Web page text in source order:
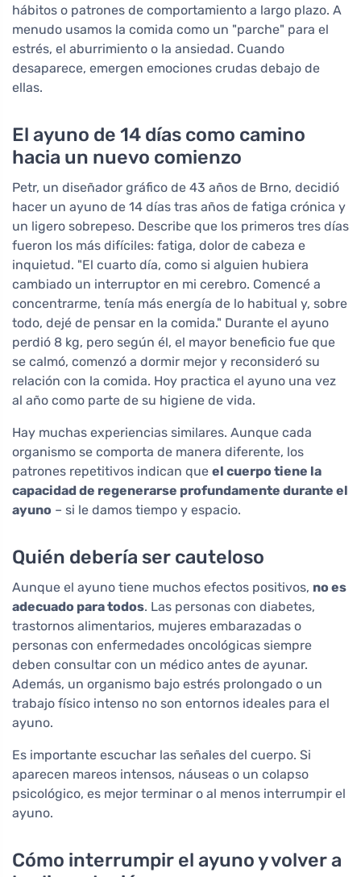
hábitos o patrones de comportamiento a largo plazo. A
menudo usamos la comida como un "parche" para el
estrés, el aburrimiento o la ansiedad. Cuando
desaparece, emergen emociones crudas debajo de
ellas.
El ayuno de 14 días como camino
hacia un nuevo comienzo
Petr, un diseñador gráfico de 43 años de Brno, decidió
hacer un ayuno de 14 días tras años de fatiga crónica y
un ligero sobrepeso. Describe que los primeros tres días
fueron los más difíciles: fatiga, dolor de cabeza e
inquietud. "El cuarto día, como si alguien hubiera
cambiado un interruptor en mi cerebro. Comencé a
concentrarme, tenía más energía de lo habitual y, sobre
todo, dejé de pensar en la comida." Durante el ayuno
perdió 8 kg, pero según él, el mayor beneficio fue que
se calmó, comenzó a dormir mejor y reconsideró su
relación con la comida. Hoy practica el ayuno una vez
al año como parte de su higiene de vida.
Hay muchas experiencias similares. Aunque cada
organismo se comporta de manera diferente, los
patrones repetitivos indican que el cuerpo tiene la
capacidad de regenerarse profundamente durante el
ayuno – si le damos tiempo y espacio.
Quién debería ser cauteloso
Aunque el ayuno tiene muchos efectos positivos, no es
adecuado para todos. Las personas con diabetes,
trastornos alimentarios, mujeres embarazadas o
personas con enfermedades oncológicas siempre
deben consultar con un médico antes de ayunar.
Además, un organismo bajo estrés prolongado o un
trabajo físico intenso no son entornos ideales para el
ayuno.
Es importante escuchar las señales del cuerpo. Si
aparecen mareos intensos, náuseas o un colapso
psicológico, es mejor terminar o al menos interrumpir el
ayuno.
Cómo interrumpir el ayuno y volver a